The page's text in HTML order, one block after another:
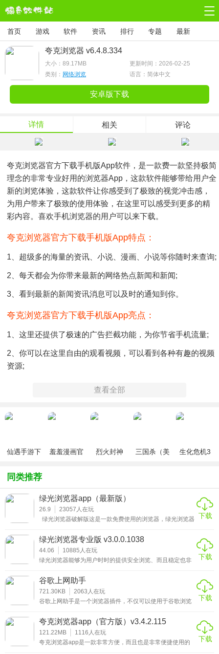
首页 游戏 软件 资讯 排行 专题 最新
夸克浏览器 v6.4.8.334
大小： 89.17MB
更新时间：2026-02-25
类别： 网络浏览 语言：简体中文
安卓版下载
详情 相关 评论
夸克浏览器官方下载手机版app软件，是一款费一款坚持极简
理念的非常专业好用的浏览器app，这款软件能够带给用户全
新的浏览体验，这款软件让你感受到了极致的视觉冲击感，
为用户带来了极致的使用体验，在这里可以感受到更多的精
彩内容。喜欢手机浏览器的用户可以来下载。
夸克浏览器官方下载手机版app特点：
1、超级多的海量的资讯、小说、漫画、小说等你随时来查询;
2、每天都会为你带来最新的网络热点新闻和新闻;
3、看到最新的新闻资讯消息可以及时的通知到你。
夸克浏览器官方下载手机版app亮点：
1、这里还提供了极速的广告拦截功能，为你节省手机流量;
2、你可以在这里自由的观看视频，可以看到各种有趣的视频
资源;
3、可以为你带来最快的新闻资讯，第一时间阅读最新的新
夸克浏览器官方下载手机版app功能：
2、拥有极简的设计，给你最纯粹的浏览体验;
3、用户可以在这里看到最新最热的新闻。
查看全部
仙遇手游下
羞羞漫画官
烈火封神
三国杀（美
生化危机3
同类推荐
绿光浏览器app（最新版）
26.9 23057 人在玩
绿光浏览器破解版这是一款免费使用的浏览器，绿光浏览器
这款浏览器可以在线搜索各种的新闻资讯，还能看到一些优
秀地新闻资源、这款软件都可以通过资源的搜索进入你想看
的内容，无痕迹的浏览模式让你观看起来更加舒适，让你上
网更加的快速，体验不一样的上网感觉，
下载
绿光浏览器专业版 v3.0.0.1038
44.06 10885 人在玩
绿光浏览器能够为用户时时的提供安全浏览、而且稳定也非
一键开启极速的上网功能，可一键开启极速上网功能，网络
访问稳定不会出现断连，搜索功能十分的丰富，能够快捷的
查找需要的资源，还能为用户屏蔽所有的广告，给您带来极
速的上网体验，有需要朋友使用时，可以自由查看留学信
下载
谷歌上网助手
721.30KB 2063 人在玩
谷歌上网助手是一个浏览器插件，不仅可以使用于谷歌浏览
自动更新的问题，可以将网页的url转换成二维码，
下载
夸克浏览器app（官方版）v3.4.2.115
121.22MB 1116 人在玩
夸克浏览器app是一款非常方便，而且也是非常便捷使用的
下载